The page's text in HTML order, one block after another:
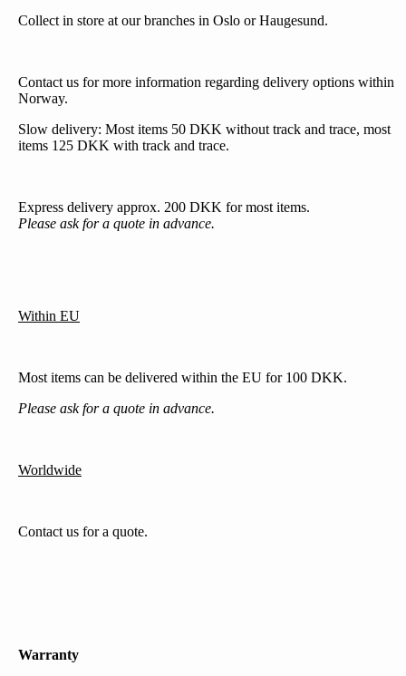
Collect in store at our branches in Oslo or Haugesund.
Contact us for more information regarding delivery options within
Norway.
Slow delivery: Most items 50 DKK without track and trace, most
items 125 DKK with track and trace.
Express delivery approx. 200 DKK for most items.
Please ask for a quote in advance.
Within EU
Most items can be delivered within the EU for 100 DKK.
Please ask for a quote in advance.
Worldwide
Contact us for a quote.
Warranty